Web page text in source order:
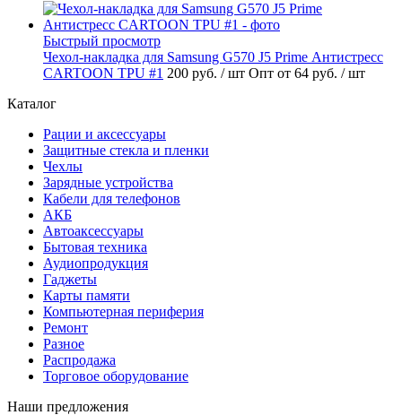
Быстрый просмотр
Чехол-накладка для Samsung G570 J5 Prime Антистресс
CARTOON TPU #1 200 руб. / шт Опт от 64 руб. / шт
Каталог
Рации и аксессуары
Защитные стекла и пленки
Чехлы
Зарядные устройства
Кабели для телефонов
АКБ
Автоаксессуары
Бытовая техника
Аудиопродукция
Гаджеты
Карты памяти
Компьютерная периферия
Ремонт
Разное
Распродажа
Торговое оборудование
Наши предложения